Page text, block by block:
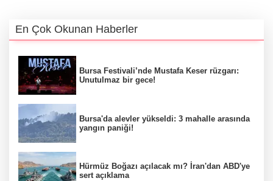
En Çok Okunan Haberler
Bursa Festivali’nde Mustafa Keser rüzgarı:
Unutulmaz bir gece!
Bursa'da alevler yükseldi: 3 mahalle arasında
yangın paniği!
Hürmüz Boğazı açılacak mı? İran'dan ABD'ye
sert açıklama